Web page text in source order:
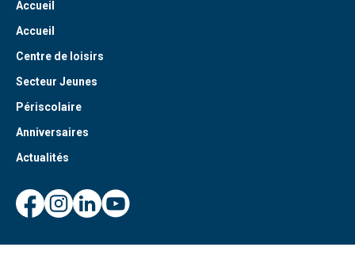
Accueil
Accueil
Centre de loisirs
Secteur Jeunes
Périscolaire
Anniversaires
Actualités